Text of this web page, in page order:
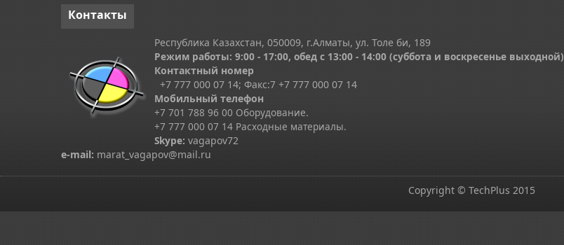
Контакты
Республика Казахстан, 050009, г.Алматы, ул. Толе би, 189
Режим работы: 9:00 - 17:00, обед с 13:00 - 14:00 (суббота и воскресенье выходной)
Контактный номер
+7 777 000 07 14; Факс:7 +7 777 000 07 14
Мобильный телефон
+7 701 788 96 00 Оборудование.
+7 777 000 07 14 Расходные материалы.
Skype: vagapov72
e-mail: marat_vagapov@mail.ru
Copyright © TechPlus 2015